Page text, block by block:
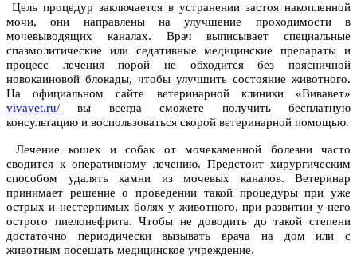
Цель процедур заключается в устранении застоя накопленной
мочи, они направлены на улучшение проходимости в
мочевыводящих каналах. Врач выписывает специальные
спазмолитические или седативные медицинские препараты и
процесс лечения порой не обходится без поясничной
новокаиновой блокады, чтобы улучшить состояние животного.
На официальном сайте ветеринарной клиники «Вивавет»
vivavet.ru/ вы всегда сможете получить бесплатную
консультацию и воспользоваться скорой ветеринарной помощью.
Лечение кошек и собак от мочекаменной болезни часто
сводится к оперативному лечению. Предстоит хирургическим
способом удалять камни из мочевых каналов. Ветеринар
принимает решение о проведении такой процедуры при уже
острых и нестерпимых болях у животного, при развитии у него
острого пиелонефрита. Чтобы не доводить до такой степени
достаточно периодически вызывать врача на дом или с
животным посещать медицинское учреждение.